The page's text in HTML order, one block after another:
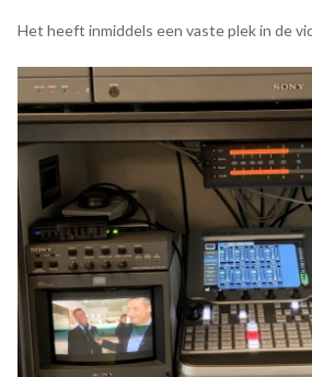
Het heeft inmiddels een vaste plek in de